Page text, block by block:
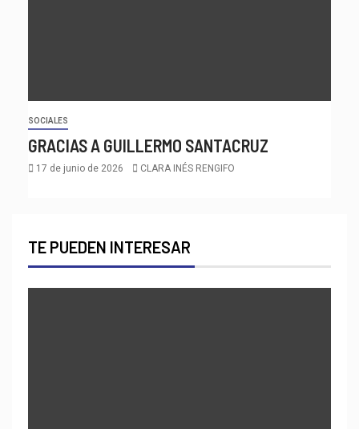
SOCIALES
GRACIAS A GUILLERMO SANTACRUZ
17 de junio de 2026 CLARA INÉS RENGIFO
TE PUEDEN INTERESAR